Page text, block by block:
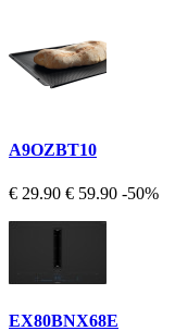
A9OZBT10
€ 29.90 € 59.90 -50%
EX80BNX68E